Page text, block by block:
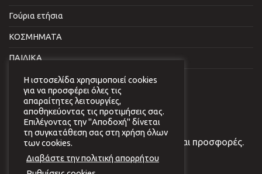
Γούρια ετήσια
ΚΟΣΜΗΜΑΤΑ
ΠΑΙΔΙΚΑ
ΣΠΙΤΙ & ΓΡΑΦΕΙΟ
NEWSLETTER
Εγγραφείτε στο newsletter μας για νέα και προσφορές.
Η ιστοσελίδα χρησιμοποιεί cookies
για να προσφέρει όλες τις
απαραίτητες λειτουργίες,
αποθηκεύοντας τις προτιμήσεις σας.
Επιλέγοντας την "Αποδοχή" δίνεται
τη συγκατάθεση σας στη χρήση όλων
των cookies.
Διαβάστε την πολιτική απορρήτου